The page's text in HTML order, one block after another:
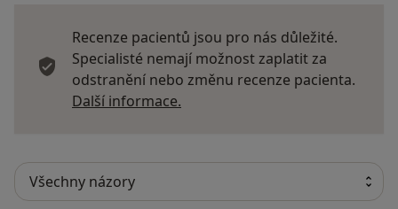
Recenze pacientů jsou pro nás důležité.
Specialisté nemají možnost zaplatit za
odstranění nebo změnu recenze pacienta.
Další informace.